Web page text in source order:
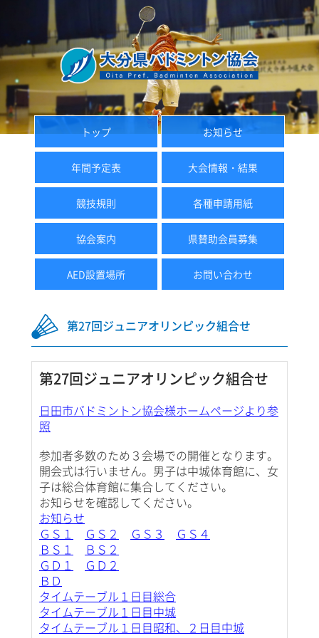
トップ お知らせ
年間予定表 大会情報・結果
競技規則 各種申請用紙
協会案内 県賛助会員募集
AED設置場所 お問い合わせ
第27回ジュニアオリンピック組合せ
第27回ジュニアオリンピック組合せ
日田市バドミントン協会様ホームページより参
照
参加者多数のため３会場での開催となります。
開会式は行いません。男子は中城体育館に、女
子は総合体育館に集合してください。
お知らせを確認してください。
お知らせ
ＧＳ１
ＧＳ２ ＧＳ３
ＧＳ４
ＢＳ１
ＢＳ２
ＧＤ１
ＧＤ２
ＢＤ
タイムテーブル１日目総合
タイムテーブル１日目中城
タイムテーブル１日目昭和、２日目中城